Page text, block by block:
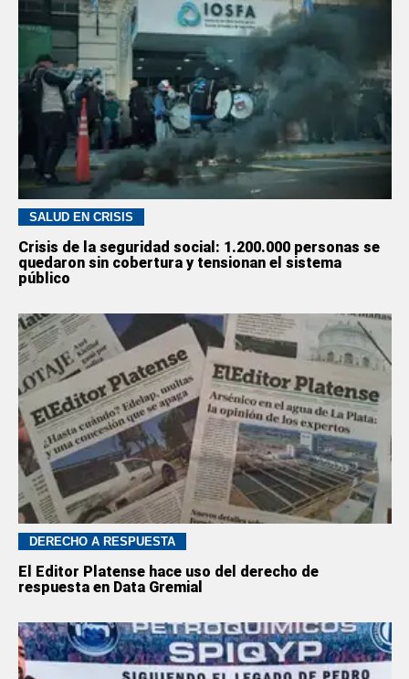
SALUD EN CRISIS
Crisis de la seguridad social: 1.200.000 personas se
quedaron sin cobertura y tensionan el sistema
público
DERECHO A RESPUESTA
El Editor Platense hace uso del derecho de
respuesta en Data Gremial